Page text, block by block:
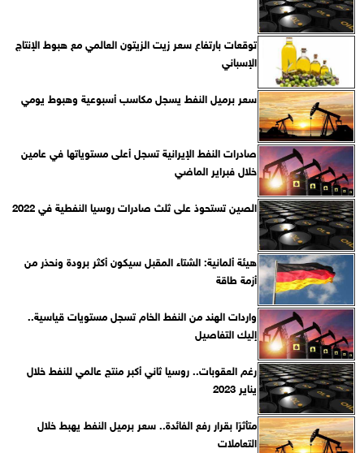
توقعات بارتفاع سعر زيت الزيتون العالمي مع هبوط الإنتاج
الإسباني
سعر برميل النفط يسجل مكاسب أسبوعية وهبوط يومي
صادرات النفط الإيرانية تسجل أعلى مستوياتها في عامين
خلال فبراير الماضي
الصين تستحوذ على ثلث صادرات روسيا النفطية في 2022
هيئة ألمانية: الشتاء المقبل سيكون أكثر برودة ونحذر من
أزمة طاقة
واردات الهند من النفط الخام تسجل مستويات قياسية..
إليك التفاصيل
رغم العقوبات.. روسيا ثاني أكبر منتج عالمي للنفط خلال
يناير 2023
متأثرًا بقرار رفع الفائدة.. سعر برميل النفط يهبط خلال
التعاملات